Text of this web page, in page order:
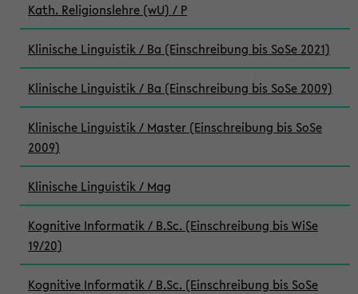
Kath. Religionslehre (wU) / P
Klinische Linguistik / Ba (Einschreibung bis SoSe 2021)
Klinische Linguistik / Ba (Einschreibung bis SoSe 2009)
Klinische Linguistik / Master (Einschreibung bis SoSe
2009)
Klinische Linguistik / Mag
Kognitive Informatik / B.Sc. (Einschreibung bis WiSe
19/20)
Kognitive Informatik / B.Sc. (Einschreibung bis SoSe